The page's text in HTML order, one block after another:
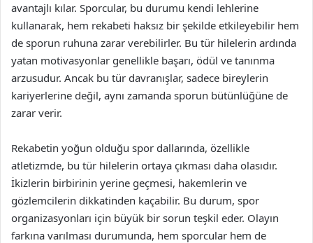
avantajlı kılar. Sporcular, bu durumu kendi lehlerine
kullanarak, hem rekabeti haksız bir şekilde etkileyebilir hem
de sporun ruhuna zarar verebilirler. Bu tür hilelerin ardında
yatan motivasyonlar genellikle başarı, ödül ve tanınma
arzusudur. Ancak bu tür davranışlar, sadece bireylerin
kariyerlerine değil, aynı zamanda sporun bütünlüğüne de
zarar verir.
Rekabetin yoğun olduğu spor dallarında, özellikle
atletizmde, bu tür hilelerin ortaya çıkması daha olasıdır.
İkizlerin birbirinin yerine geçmesi, hakemlerin ve
gözlemcilerin dikkatinden kaçabilir. Bu durum, spor
organizasyonları için büyük bir sorun teşkil eder. Olayın
farkına varılması durumunda, hem sporcular hem de